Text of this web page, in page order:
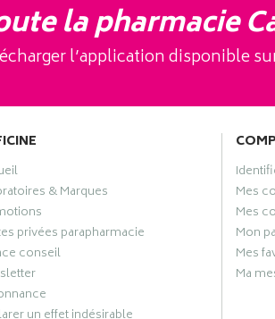
la pharmacie
l’application disponible
& Marques
privées parapharmacie
conseil
Mes
Mes
Mon
Mes
Ma